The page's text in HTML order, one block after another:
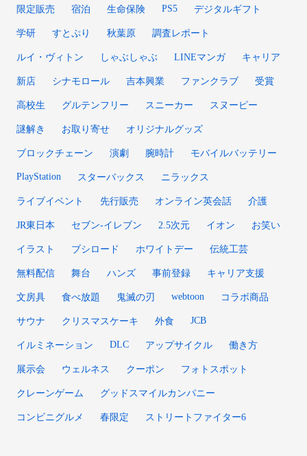
限定販売 宿泊 生命保険 PS5 デジタルギフト
学研 すとぷり 秋葉原 調査レポート
ルイ・ヴィトン しゃぶしゃぶ LINEマンガ キャリア
新店 シナモロール 吉本興業 ファンクラブ 受賞
高校生 グルテンフリー スニーカー スヌーピー
謎解き お取り寄せ オリジナルグッズ
ブロックチェーン 演劇 腕時計 モバイルバッテリー
PlayStation スターバックス ニラックス
ライブイベント 先行販売 オンライン英会話 介護
JR東日本 セブン-イレブン 2.5次元 イオン お笑い
イラスト ブシロード ホワイトデー 伝統工芸
無料配信 舞台 ハンズ 事前登録 キャリア支援
文房具 食べ放題 鬼滅の刃 webtoon コラボ商品
サウナ クリスマスケーキ 外食 JCB
イルミネーション DLC アップサイクル 働き方
展示会 ウェルネス クーポン フォトスポット
クレーンゲーム グッドスマイルカンパニー
コンビニグルメ 春限定 ストリートファイター6